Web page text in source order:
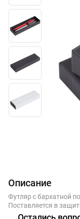
Описание
Футляр с бархатной
Поставляется в